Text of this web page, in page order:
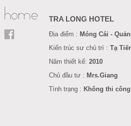
TRA LONG HOTEL
Địa điểm : Móng Cái -
Kiến trúc sư chủ trì : Tạ
Năm thiết kế: 2010
Chủ đầu tư : Mrs.Giang
Tình trạng : Không thi công